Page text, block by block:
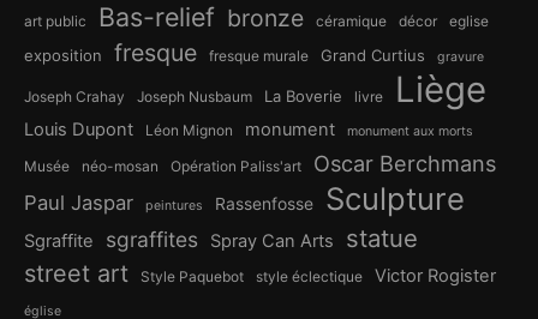
art public Bas-relief bronze céramique décor eglise
exposition fresque fresque murale Grand Curtius gravure
Joseph Crahay Joseph Nusbaum La Boverie livre Liège
Louis Dupont Léon Mignon monument monument aux morts
Musée néo-mosan Opération Paliss'art Oscar Berchmans
Paul Jaspar peintures Rassenfosse Sculpture
Sgraffite sgraffites Spray Can Arts statue
street art Style Paquebot style éclectique Victor Rogister
église